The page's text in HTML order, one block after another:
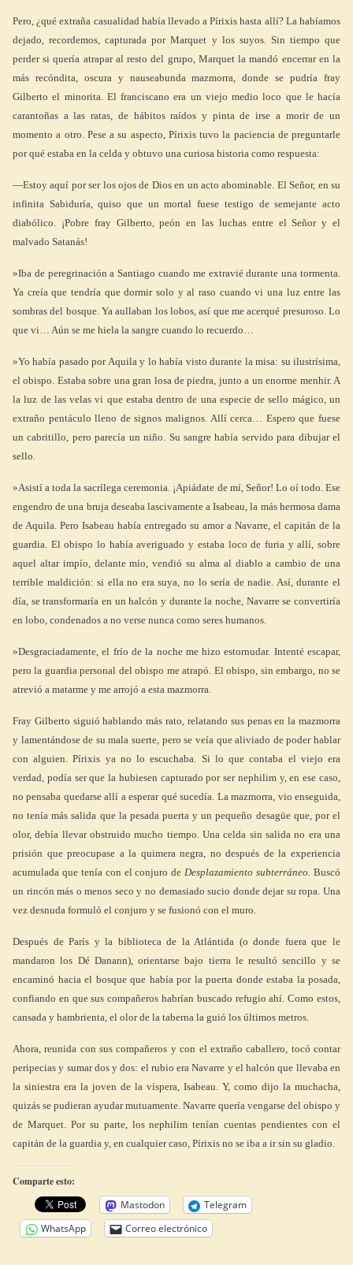
Pero, ¿qué extraña casualidad había llevado a Pírixis hasta allí? La habíamos
dejado, recordemos, capturada por Marquet y los suyos. Sin tiempo que
perder si quería atrapar al resto del grupo, Marquet la mandó encerrar en la
más recóndita, oscura y nauseabunda mazmorra, donde se pudría fray
Gilberto el minorita. El franciscano era un viejo medio loco que le hacía
carantoñas a las ratas, de hábitos raídos y pinta de irse a morir de un
momento a otro. Pese a su aspecto, Pírixis tuvo la paciencia de preguntarle
por qué estaba en la celda y obtuvo una curiosa historia como respuesta:
―Estoy aquí por ser los ojos de Dios en un acto abominable. El Señor, en su
infinita Sabiduría, quiso que un mortal fuese testigo de semejante acto
diabólico. ¡Pobre fray Gilberto, peón en las luchas entre el Señor y el
malvado Satanás!
»Iba de peregrinación a Santiago cuando me extravié durante una tormenta.
Ya creía que tendría que dormir solo y al raso cuando vi una luz entre las
sombras del bosque. Ya aullaban los lobos, así que me acerqué presuroso. Lo
que vi… Aún se me hiela la sangre cuando lo recuerdo…
»Yo había pasado por Aquila y lo había visto durante la misa: su ilustrísima,
el obispo. Estaba sobre una gran losa de piedra, junto a un enorme menhir. A
la luz de las velas vi que estaba dentro de una especie de sello mágico, un
extraño pentáculo lleno de signos malignos. Allí cerca… Espero que fuese
un cabritillo, pero parecía un niño. Su sangre había servido para dibujar el
sello.
»Asistí a toda la sacrílega ceremonia. ¡Apiádate de mí, Señor! Lo oí todo. Ese
engendro de una bruja deseaba lascivamente a Isabeau, la más hermosa dama
de Aquila. Pero Isabeau había entregado su amor a Navarre, el capitán de la
guardia. El obispo lo había averiguado y estaba loco de furia y allí, sobre
aquel altar impío, delante mío, vendió su alma al diablo a cambio de una
terrible maldición: si ella no era suya, no lo sería de nadie. Así, durante el
día, se transformaría en un halcón y durante la noche, Navarre se convertiría
en lobo, condenados a no verse nunca como seres humanos.
»Desgraciadamente, el frío de la noche me hizo estornudar. Intenté escapar,
pero la guardia personal del obispo me atrapó. El obispo, sin embargo, no se
atrevió a matarme y me arrojó a esta mazmorra.
Fray Gilberto siguió hablando más rato, relatando sus penas en la mazmorra
y lamentándose de su mala suerte, pero se veía que aliviado de poder hablar
con alguien. Pírixis ya no lo escuchaba. Si lo que contaba el viejo era
verdad, podía ser que la hubiesen capturado por ser nephilim y, en ese caso,
no pensaba quedarse allí a esperar qué sucedía. La mazmorra, vio enseguida,
no tenía más salida que la pesada puerta y un pequeño desagüe que, por el
olor, debía llevar obstruido mucho tiempo. Una celda sin salida no era una
prisión que preocupase a la quimera negra, no después de la experiencia
acumulada que tenía con el conjuro deDesplazamiento subterráneo. Buscó
un rincón más o menos seco y no demasiado sucio donde dejar su ropa. Una
vez desnuda formuló el conjuro y se fusionó con el muro.
Después de París y la biblioteca de la Atlántida (o donde fuera que le
mandaron los Dé Danann), orientarse bajo tierra le resultó sencillo y se
encaminó hacia el bosque que había por la puerta donde estaba la posada,
confiando en que sus compañeros habrían buscado refugio ahí. Como estos,
cansada y hambrienta, el olor de la taberna la guió los últimos metros.
Ahora, reunida con sus compañeros y con el extraño caballero, tocó contar
peripecias y sumar dos y dos: el rubio era Navarre y el halcón que llevaba en
la siniestra era la joven de la víspera, Isabeau. Y, como dijo la muchacha,
quizás se pudieran ayudar mutuamente. Navarre quería vengarse del obispo y
de Marquet. Por su parte, los nephilim tenían cuentas pendientes con el
capitán de la guardia y, en cualquier caso, Pírixis no se iba a ir sin su gladio.
Comparte esto:
Mastodon
Telegram
WhatsApp
Correo electrónico